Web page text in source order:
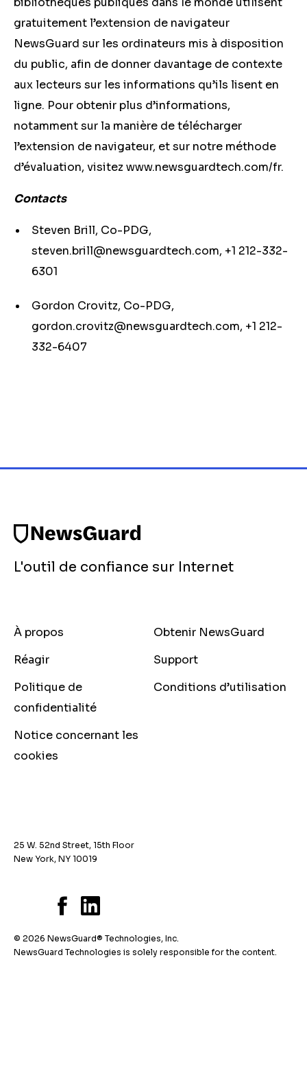
gratuitement l’extension de navigateur
NewsGuard sur les ordinateurs mis à disposition
du public, afin de donner davantage de contexte
aux lecteurs sur les informations qu’ils lisent en
ligne. Pour obtenir plus d’informations,
notamment sur la manière de télécharger
l’extension de navigateur, et sur notre méthode
d’évaluation, visitez www.newsguardtech.com/fr.
Contacts
Steven Brill, Co-PDG,
steven.brill@newsguardtech.com, +1 212-332-
6301
Gordon Crovitz, Co-PDG,
gordon.crovitz@newsguardtech.com, +1 212-
332-6407
L'outil de confiance sur Internet
À propos
Obtenir NewsGuard
Réagir
Support
Politique de
confidentialité
Conditions d’utilisation
Notice concernant les
cookies
25 W. 52nd Street, 15th Floor
New York, NY 10019
© 2026 NewsGuard® Technologies, Inc.
NewsGuard Technologies is solely responsible for the content.